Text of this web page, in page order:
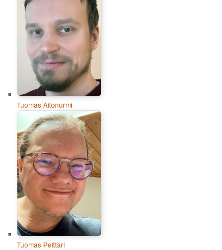
Tuomas Aitonurmi
Tuomas Pelttari